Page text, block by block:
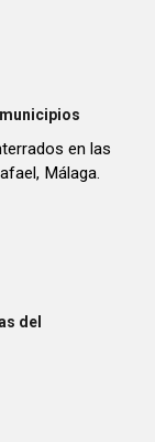
en las
Málaga.
del